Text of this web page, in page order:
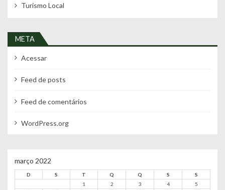
Turismo Local
META
Acessar
Feed de posts
Feed de comentários
WordPress.org
março 2022
D S T Q Q S
S
1
2 3 4
5